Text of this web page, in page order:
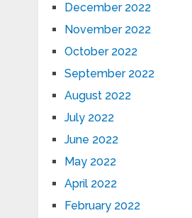
December 2022
November 2022
October 2022
September 2022
August 2022
July 2022
June 2022
May 2022
April 2022
February 2022